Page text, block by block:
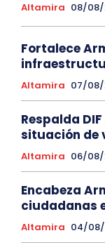
Altamira 08/
Fortalece
Altamira 07/
Respalda
situación de
Altamira 06/
Encabeza
ciudadanas
Altamira 04/